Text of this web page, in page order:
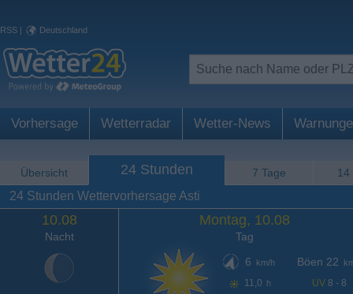
RSS | Deutschland
Vorhersage Wetterradar Wetter-News
Übersicht 24 Stunden 7 Tage 14
24 Stunden Wettervorhersage Asti
10.08
Nacht
Montag, 10.08
Tag
6
km/h
11,0 h
Böen 22
UV 8 - 8